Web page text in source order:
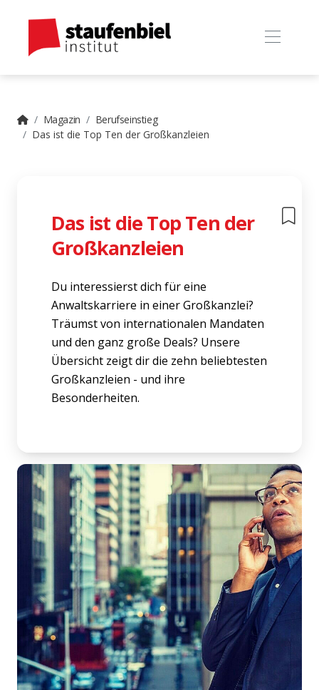
Magazin
Berufseinstieg
Das ist die Top Ten der Großkanzleien
Das ist die Top Ten der
Großkanzleien
Du interessierst dich für eine
Anwaltskarriere in einer Großkanzlei?
Träumst von internationalen Mandaten
und den ganz große Deals? Unsere
Übersicht zeigt dir die zehn beliebtesten
Großkanzleien - und ihre
Besonderheiten.